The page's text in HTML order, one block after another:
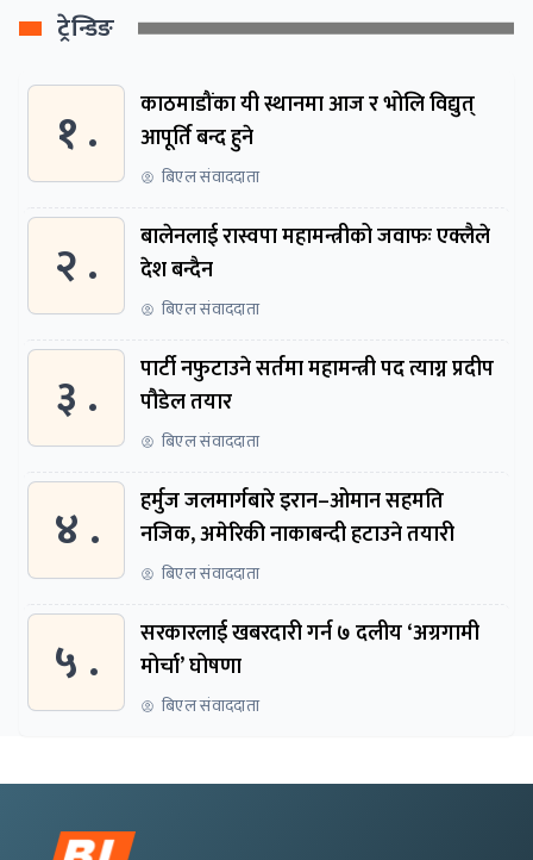
ट्रेन्डिङ
१ .
काठमाडौंका यी स्थानमा आज र भोलि विद्युत्
आपूर्ति बन्द हुने
बिएल संवाददाता
२ .
बालेनलाई रास्वपा महामन्त्रीको जवाफः एक्लैले
देश बन्दैन
बिएल संवाददाता
३ .
पार्टी नफुटाउने सर्तमा महामन्त्री पद त्याग्न प्रदीप
पौडेल तयार
बिएल संवाददाता
४ .
हर्मुज जलमार्गबारे इरान–ओमान सहमति
नजिक, अमेरिकी नाकाबन्दी हटाउने तयारी
बिएल संवाददाता
५ .
सरकारलाई खबरदारी गर्न ७ दलीय ‘अग्रगामी
मोर्चा’ घोषणा
बिएल संवाददाता